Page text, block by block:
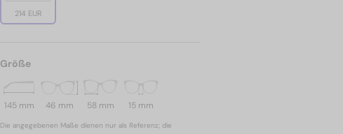
214 EUR
Größe
145 mm 46 mm 58 mm 15 mm
Die angegebenen Maße dienen nur als Referenz; die